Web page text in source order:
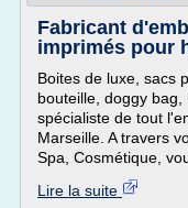
Fabricant
imprimés pour
Boites de luxe, sacs
bouteille, doggy bag,
spécialiste de tout
Marseille. A travers
Spa, Cosmétique,
Lire la suite